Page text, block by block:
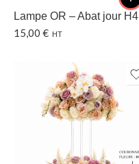
15,00 € HT